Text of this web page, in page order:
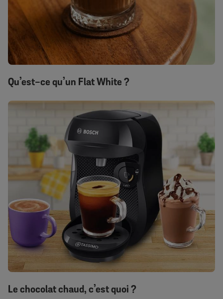
Qu’est-ce qu’un Flat White ?
Le chocolat chaud, c’est quoi ?